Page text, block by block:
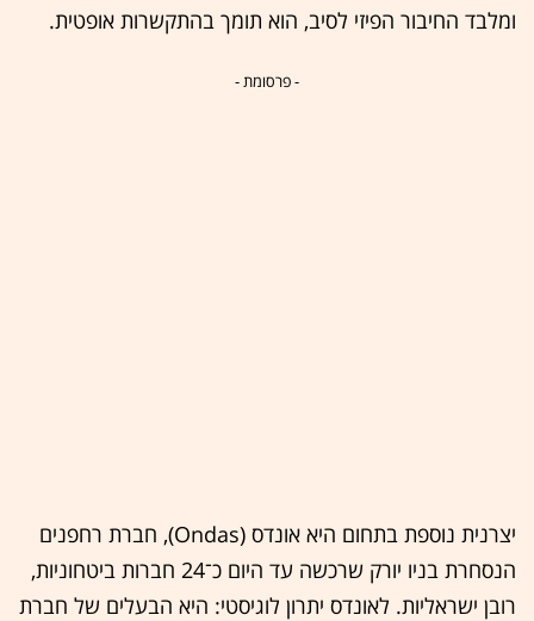
ומלבד החיבור הפיזי לסיב, הוא תומך בהתקשרות אופטית.
- פרסומת -
יצרנית נוספת בתחום היא אונדס (Ondas), חברת רחפנים
הנסחרת בניו יורק שרכשה עד היום כ־24 חברות ביטחוניות,
רובן ישראליות. לאונדס יתרון לוגיסטי: היא הבעלים של חברת